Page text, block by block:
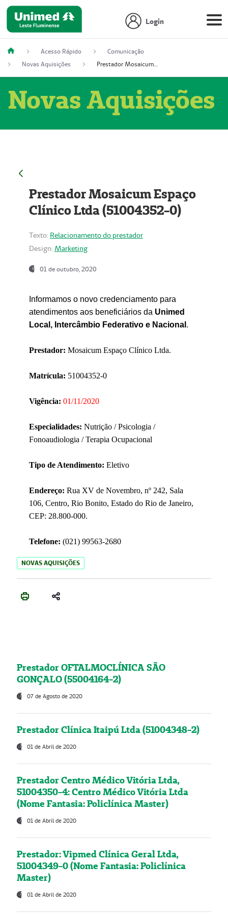
Login
Acesso Rápido
Comunicação
Novas Aquisições
Prestador Mosaicum Espaço Clínico Ltda (51004352-0)
Novas Aquisições
Prestador Mosaicum Espaço
Clínico Ltda (51004352-0)
Texto: Relacionamento do prestador
Design: Marketing
01 de outubro, 2020
Informamos o novo credenciamento para
atendimentos aos beneficiários da Unimed
Local, Intercâmbio Federativo e Nacional .
Prestador: Mosaicum Espaço Clínico Ltda.
Matrícula: 51004352-0
Vigência: 01/11/2020
Especialidades: Nutrição / Psicologia /
Fonoaudiologia / Terapia Ocupacional
Tipo de Atendimento: Eletivo
Endereço: Rua XV de Novembro, nº 242, Sala
106, Centro, Rio Bonito, Estado do Rio de Janeiro,
CEP: 28.800-000.
Telefone: (021) 99563-2680
NOVAS AQUISIÇÕES
Prestador OFTALMOCLÍNICA SÃO
GONÇALO (55004164-2)
07 de Agosto de 2020
Prestador Clínica Itaipú Ltda (51004348-2)
01 de Abril de 2020
Prestador Centro Médico Vitória Ltda,
51004350-4: Centro Médico Vitória Ltda
(Nome Fantasia: Policlínica Master)
01 de Abril de 2020
Prestador: Vipmed Clínica Geral Ltda,
51004349-0 (Nome Fantasia: Policlínica
Master)
01 de Abril de 2020